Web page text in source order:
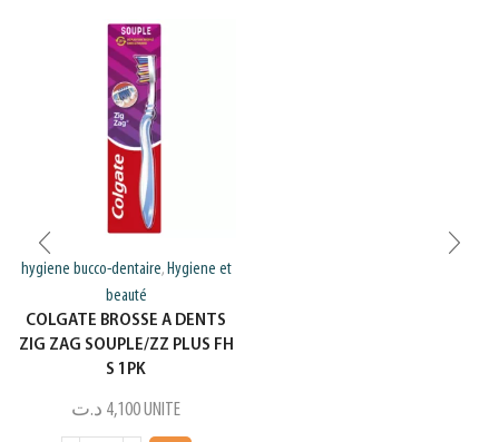
hygiene bucco-dentaire, Hygiene et
beauté
COLGATE BROSSE A DENTS
ZIG ZAG SOUPLE/ZZ PLUS FH
S 1PK
4,100 د.ت UNITE